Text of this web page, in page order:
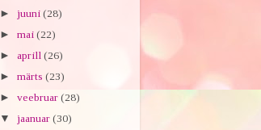
► juuni (28)
► mai (22)
► aprill (26)
► märts (23)
► veebruar (28)
▼ jaanuar (30)